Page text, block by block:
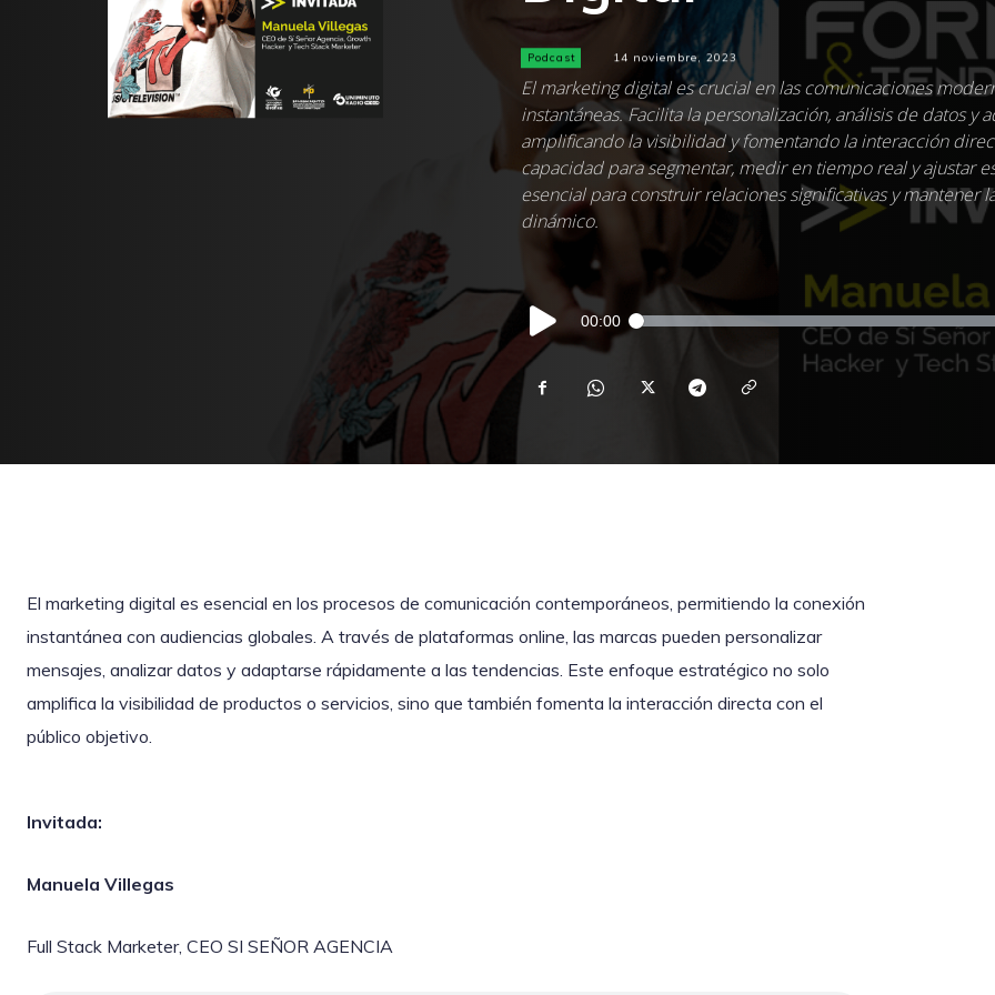
Podcast 14 noviembre, 2023
El marketing digital es crucial en las comunicaciones
instantáneas. Facilita la personalización, análisis de datos y
amplificando la visibilidad y fomentando la interacción
capacidad para segmentar, medir en tiempo real y ajustar
esencial para construir relaciones significativas y mantener
dinámico.
Reproductor
de
audio
00:00
El marketing digital es esencial en los procesos de comunicación contemporáneos, permitiendo la conexión
instantánea con audiencias globales. A través de plataformas online, las marcas pueden personalizar
mensajes, analizar datos y adaptarse rápidamente a las tendencias. Este enfoque estratégico no solo
amplifica la visibilidad de productos o servicios, sino que también fomenta la interacción directa con el
público objetivo.
Invitada:
Manuela Villegas
Full Stack Marketer, CEO SI SEÑOR AGENCIA